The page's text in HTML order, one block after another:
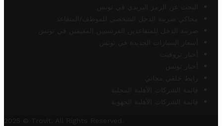
البحث عن الرمز البريدي في تونس
محاكي ضريبة الدخل الشخصي للموظف/المتقاعد
ضريبة الدخل للمتقاعدين الفرنسيين المقيمين في تونس
أسعار السيارات الجديدة في تونس
أخبار تروفيت
أخبار تونس
رابط خلفي مجاني
قائمة الشركات الأهلية المحلية
قائمة الشركات الأهلية الجهوية
2025 © Trovit. All Rights Reserved.